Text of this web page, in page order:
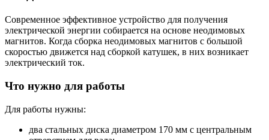
Современное эффективное устройство для получения
электрической энергии собирается на основе неодимовых
магнитов. Когда сборка неодимовых магнитов с большой
скоростью движется над сборкой катушек, в них возникает
электрический ток.
Что нужно для работы
Для работы нужны:
два стальных диска диаметром 170 мм с центральным